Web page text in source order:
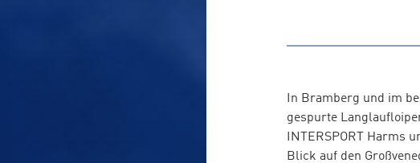
In Bramberg und im
gespurte
INTERSPORT Harms
Blick auf den